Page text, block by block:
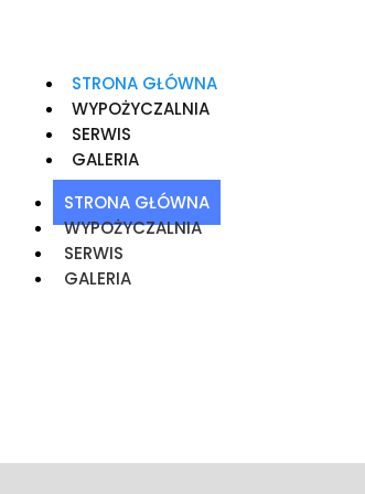
STRONA GŁÓWNA
WYPOŻYCZALNIA
SERWIS
GALERIA
STRONA GŁÓWNA
WYPOŻYCZALNIA
SERWIS
GALERIA